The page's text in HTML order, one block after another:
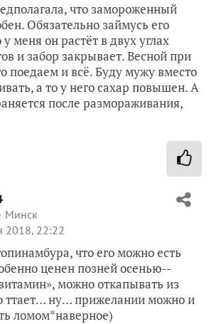
что замороженный
Обязательно займусь его
меня он растёт в двух углах
и забор закрывает. Весной при
поедаем и всё. Буду мужу вместо
а то у него сахар повышен. А
после размораживания,
Минск
2018, 22:22
что его можно есть
ценен позней осенью--
можно откапывать из
ттает… ну… прижелании можно и
ломом*наверное)